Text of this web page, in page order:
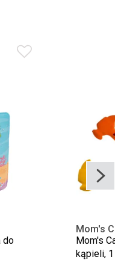
do
Mom's
Mom's
kąpieli, 1